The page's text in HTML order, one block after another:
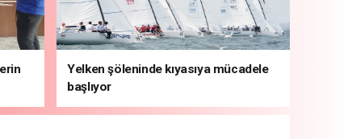
Yelken şöleninde kıyasıya mücadele
başlıyor